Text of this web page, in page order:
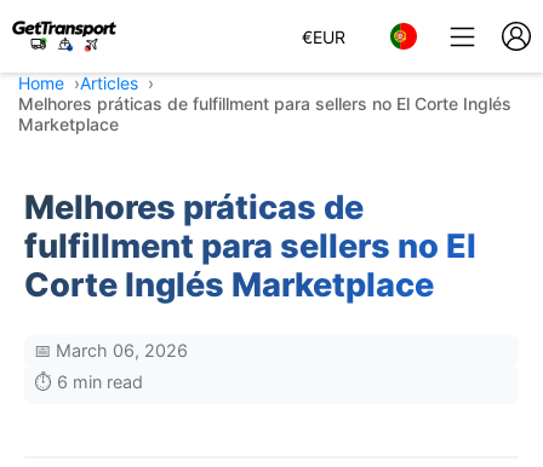
€EUR
Home
Articles
Melhores práticas de fulfillment para sellers no El Corte Inglés
Marketplace
Melhores práticas de
fulfillment para sellers no El
Corte Inglés Marketplace
📅 March 06, 2026
⏱️ 6 min read